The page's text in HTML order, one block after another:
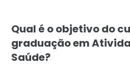
Qual é o objetivo do
graduação em
Saúde?